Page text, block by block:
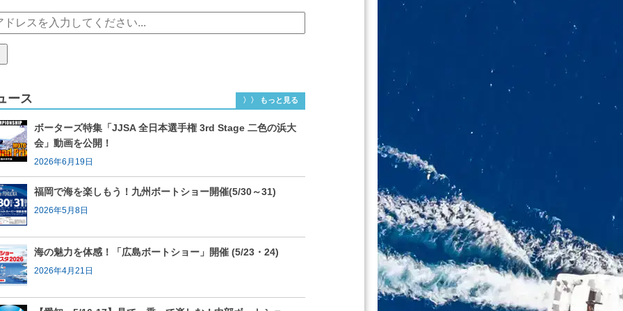
ース 〉〉 もっと見る
ボーターズ特集「JJSA 全日本選手権 3rd Stage 二色の浜大
会」動画を公開！
2026年6月19日
福岡で海を楽しもう！九州ボートショー開催(5/30～31)
2026年5月8日
海の魅力を体感！「広島ボートショー」開催 (5/23・24)
2026年4月21日